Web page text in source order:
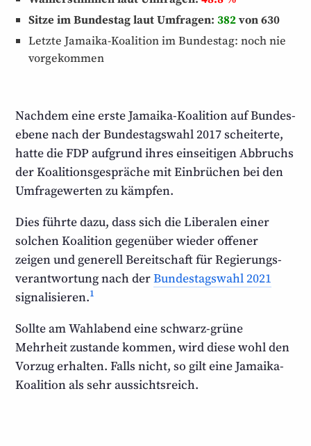
Sitze im Bundestag laut Umfragen: 382von 630
Letzte Jamaika-Koalition im Bundestag: noch nie
vorgekommen
Nachdem eine erste Jamaika-Koalition auf Bundes­
ebene nach der Bundestags­wahl 2017 scheiterte,
hatte die FDP aufgrund ihres einseitigen Abbruchs
der Koalitions­gespräche mit Einbrüchen bei den
Umfrage­werten zu kämpfen.
Dies führte dazu, dass sich die Liberalen einer
solchen Koalition gegenüber wieder offener
zeigen und generell Bereitschaft für Regierungs­
verantwortung nach derBundestags­wahl 2021
signalisieren.1
Sollte am Wahlabend eine schwarz-grüne
Mehrheit zustande kommen, wird diese wohl den
Vorzug erhalten. Falls nicht, so gilt eine Jamaika-
Koalition als sehr aussichtsreich.